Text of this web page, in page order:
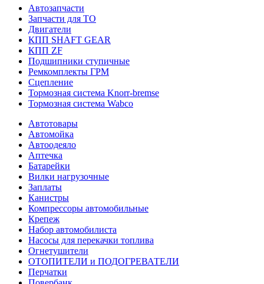
Автозапчасти
Запчасти для ТО
Двигатели
КПП SHAFT GEAR
КПП ZF
Подшипники ступичные
Ремкомплекты ГРМ
Сцепление
Тормозная система Knorr-bremse
Тормозная система Wabco
Автотовары
Автомойка
Автоодеяло
Аптечка
Батарейки
Вилки нагрузочные
Заплаты
Канистры
Компрессоры автомобильные
Крепеж
Набор автомобилиста
Насосы для перекачки топлива
Огнетушители
ОТОПИТЕЛИ и ПОДОГРЕВАТЕЛИ
Перчатки